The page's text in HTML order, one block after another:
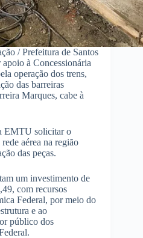
/ Prefeitura de Santos
à Concessionária
operação dos trens,
das barreiras
Marques, cabe à
EMTU solicitar o
aérea na região
das peças.
um investimento de
com recursos
Federal, por meio do
e ao
público dos